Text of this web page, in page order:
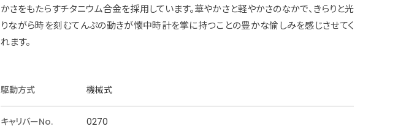
かさをもたらすチタニウム合金を採用しています。華やかさと軽やかさのなかで、きらりと光
りながら時を刻むてんぷの動きが懐中時計を掌に持つことの豊かな愉しみを感じさせてく
れます。
駆動方式 機械式
キャリバーNo. 0270